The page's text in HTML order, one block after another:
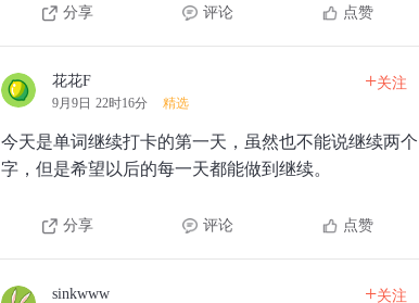
分享 评论 点赞
花花F
9月9日 22时16分 精选
+关注
今天是单词继续打卡的第一天，虽然也不能说继续两个
字，但是希望以后的每一天都能做到继续。
分享 评论 点赞
sinkwww +关注